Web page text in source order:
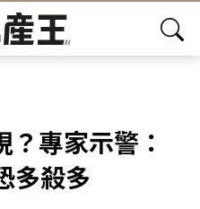
專家示警：
多殺多